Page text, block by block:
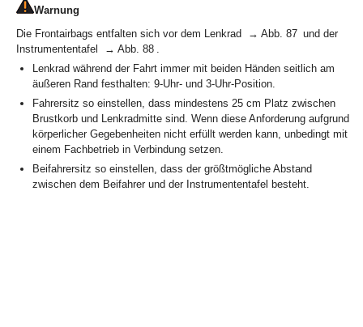
Warnung
Die Frontairbags entfalten sich vor dem Lenkrad → Abb. 87 und der
Instrumententafel → Abb. 88 .
Lenkrad während der Fahrt immer mit beiden Händen seitlich am
äußeren Rand festhalten: 9-Uhr- und 3-Uhr-Position.
Fahrersitz so einstellen, dass mindestens 25 cm Platz zwischen
Brustkorb und Lenkradmitte sind. Wenn diese Anforderung aufgrund
körperlicher Gegebenheiten nicht erfüllt werden kann, unbedingt mit
einem Fachbetrieb in Verbindung setzen.
Beifahrersitz so einstellen, dass der größtmögliche Abstand
zwischen dem Beifahrer und der Instrumententafel besteht.